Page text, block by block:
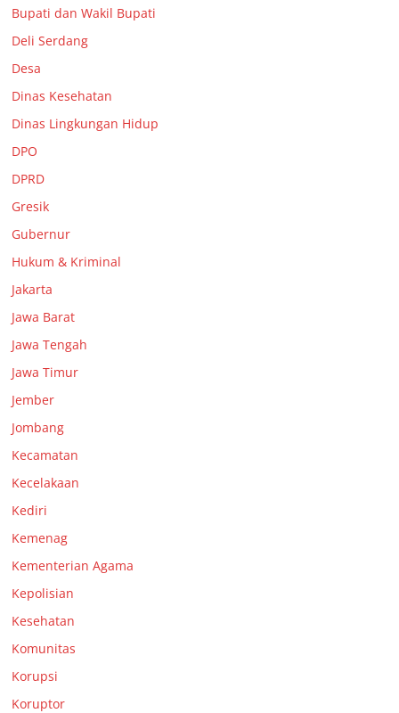
Bupati dan Wakil Bupati
Deli Serdang
Desa
Dinas Kesehatan
Dinas Lingkungan Hidup
DPO
DPRD
Gresik
Gubernur
Hukum & Kriminal
Jakarta
Jawa Barat
Jawa Tengah
Jawa Timur
Jember
Jombang
Kecamatan
Kecelakaan
Kediri
Kemenag
Kementerian Agama
Kepolisian
Kesehatan
Komunitas
Korupsi
Koruptor